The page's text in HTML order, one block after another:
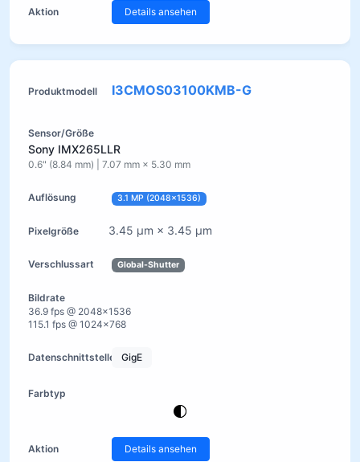
Details ansehen
I3CMOS03100KMB-G
Sony IMX265LLR
0.6" (8.84 mm) | 7.07 mm × 5.30 mm
3.1 MP (2048×1536)
3.45 µm × 3.45 µm
Global-Shutter
36.9 fps @ 2048×1536
115.1 fps @ 1024×768
GigE
Details ansehen